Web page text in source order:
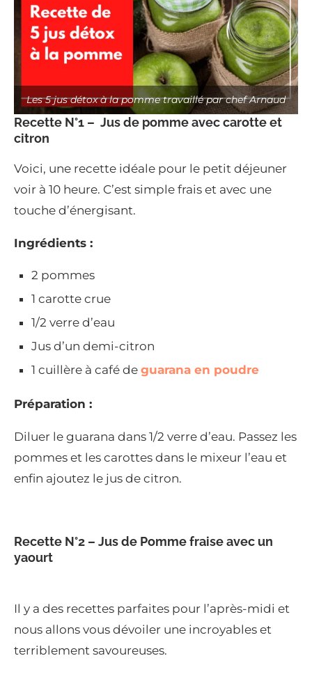
Les 5 jus détox à la pomme travaillé par chef Arnaud
Recette N°1 – Jus de pomme avec carotte et
citron
Voici, une recette idéale pour le petit déjeuner
voir à 10 heure. C’est simple frais et avec une
touche d’énergisant.
Ingrédients :
2 pommes
1 carotte crue
1/2 verre d’eau
Jus d’un demi-citron
1 cuillère à café de guarana en poudre
Préparation :
Diluer le guarana dans 1/2 verre d’eau. Passez les
pommes et les carottes dans le mixeur l’eau et
enfin ajoutez le jus de citron.
Recette N°2 – Jus de Pomme fraise avec un
yaourt
Il y a des recettes parfaites pour l’après-midi et
nous allons vous dévoiler une incroyables et
terriblement savoureuses.